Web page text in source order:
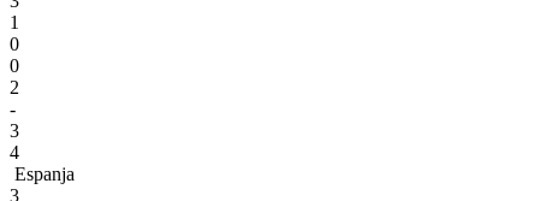
1
0
0
2
-
3
4
Espanja
3